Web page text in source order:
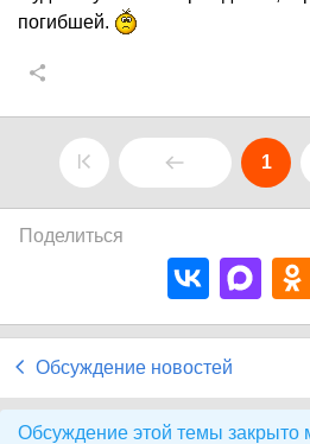
погибшей.
1
Поделиться
Обсуждение новостей
Обсуждение этой темы